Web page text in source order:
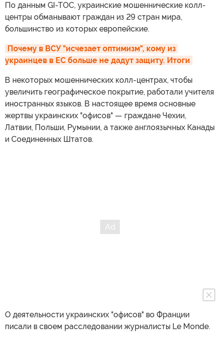
По данным GI-TOC, украинские мошеннические колл-
центры обманывают граждан из 29 стран мира,
большинство из которых европейские.
Почему в ВСУ "исчезает оптимизм", кому из
украинцев в ЕС больше не дадут защиту. Итоги
В некоторых мошеннических колл-центрах, чтобы
увеличить географическое покрытие, работали учителя
иностранных языков. В настоящее время основные
жертвы украинских "офисов" — граждане Чехии,
Латвии, Польши, Румынии, а также англоязычных Канады
и Соединенных Штатов.
О деятельности украинских "офисов" во Франции
писали в своем расследовании журналисты Le Monde.